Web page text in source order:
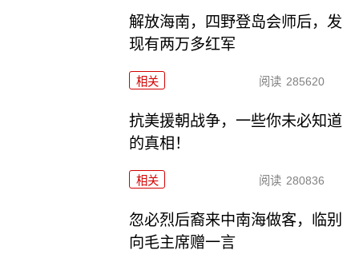
解放海南，四野登岛会师后，发
现有两万多红军
相关 阅读 285620
抗美援朝战争，一些你未必知道
的真相！
相关 阅读 280836
忽必烈后裔来中南海做客，临别
向毛主席赠一言